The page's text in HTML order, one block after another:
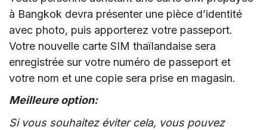
à Bangkok devra présenter une pièce d’identité
avec photo, puis apporterez votre passeport.
Votre nouvelle carte SIM thaïlandaise sera
enregistrée sur votre numéro de passeport et
votre nom et une copie sera prise en magasin.
Meilleure option:
Si vous souhaitez éviter cela, vous pouvez